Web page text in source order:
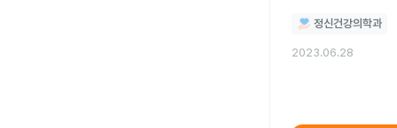
정신건강의학과
2023.06.28